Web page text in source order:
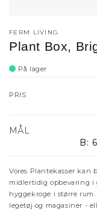
FERM LIVING
Plant Box,
På lager
PRIS
MÅL
B:
Vores Plantekasser kan
midlertidig opbevaring
hyggekroge i større
legetøj og magasiner -